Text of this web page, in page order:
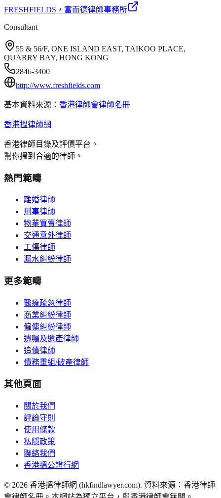
FRESHFIELDS ，富而德律師事務所
Consultant
55 & 56/F, ONE ISLAND EAST, TAIKOO PLACE,
QUARRY BAY, HONG KONG
2846-3400
http://www.freshfields.com
基本資料來源： 香港律師會律師名冊
香港搵律師網
香港律師目錄及評價平台。
幫你搵到合適的律師。
熱門範疇
離婚律師
刑事律師
物業買賣律師
交通意外律師
工傷律師
漏水糾紛律師
更多範疇
醫療疏忽律師
商業糾紛律師
僱傭糾紛律師
遺囑及遺產律師
追債律師
債務重組/破產律師
其他頁面
關於我們
評論守則
使用條款
私隱政策
聯絡我們
香港搵公證行網
© 2026 香港搵律師網 (hkfindlawyer.com). 資料來源：香港律師